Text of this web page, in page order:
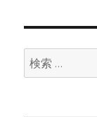
検
索: